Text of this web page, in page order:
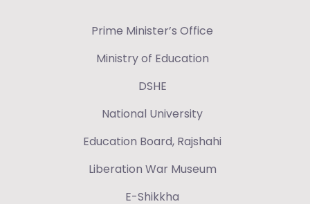
Prime Minister’s Office
Ministry of Education
DSHE
National University
Education Board, Rajshahi
Liberation War Museum
E-Shikkha